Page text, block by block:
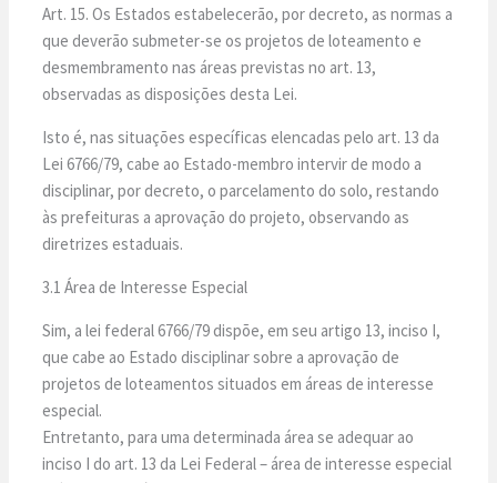
Art. 15. Os Estados estabelecerão, por decreto, as normas a
que deverão submeter-se os projetos de loteamento e
desmembramento nas áreas previstas no art. 13,
observadas as disposições desta Lei.
Isto é, nas situações específicas elencadas pelo art. 13 da
Lei 6766/79, cabe ao Estado-membro intervir de modo a
disciplinar, por decreto, o parcelamento do solo, restando
às prefeituras a aprovação do projeto, observando as
diretrizes estaduais.
3.1 Área de Interesse Especial
Sim, a lei federal 6766/79 dispõe, em seu artigo 13, inciso I,
que cabe ao Estado disciplinar sobre a aprovação de
projetos de loteamentos situados em áreas de interesse
especial.
Entretanto, para uma determinada área se adequar ao
inciso I do art. 13 da Lei Federal – área de interesse especial